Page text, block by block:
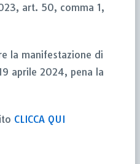
art. 50, comma 1,
la manifestazione di
aprile 2024, pena la
CLICCA QUI